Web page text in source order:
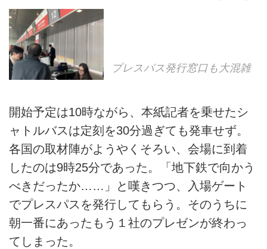
プレスパス発行窓口も大混雑
開始予定は10時ながら、本紙記者を乗せたシ
ャトルバスは定刻を30分過ぎても発車せず。
各国の取材陣がようやくそろい、会場に到着
したのは9時25分であった。「地下鉄で向かう
べきだったか……」と嘆きつつ、入場ゲート
でプレスパスを発行してもらう。そのうちに
朝一番にあったもう１社のプレゼンが終わっ
てしまった。